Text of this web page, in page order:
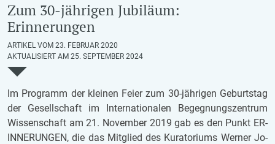
Zum 30-jährigen Jubiläum:
Erinnerungen
ARTIKEL VOM 23. FEBRUAR 2020
AKTUALISIERT AM 25. SEPTEMBER 2024
Im Pro­gramm der klei­nen Feier zum 30-jäh­ri­gen Ge­burts­tag
der Ge­sell­schaft im In­ter­na­ti­o­na­len Be­geg­nungs­zen­trum
Wis­sen­schaft am 21. No­vem­ber 2019 gab es den Punkt ER­
IN­NE­RUN­GEN, die das Mit­glied des Ku­ra­to­ri­ums Wer­ner Jo­